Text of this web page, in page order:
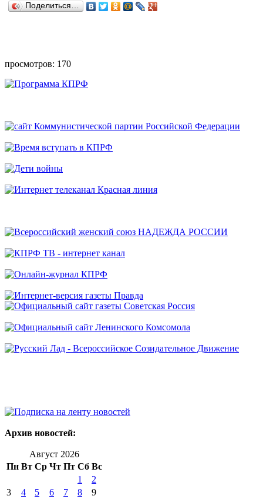
Поделиться…
просмотров: 170
Архив новостей:
Август 2026
Пн Вт Ср Чт Пт Сб Вс
1
2
3
4 5 6 7 8
9